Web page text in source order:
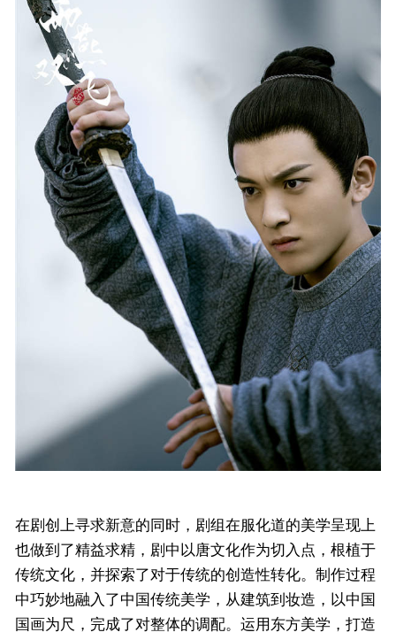
在剧创上寻求新意的同时，剧组在服化道的美学呈现上
也做到了精益求精，剧中以唐文化作为切入点，根植于
传统文化，并探索了对于传统的创造性转化。制作过程
中巧妙地融入了中国传统美学，从建筑到妆造，以中国
国画为尺，完成了对整体的调配。运用东方美学，打造